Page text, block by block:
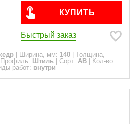
КУПИТЬ
Быстрый заказ
Ширина, мм: 140
Толщина,
Профиль: Штиль Сорт: АВ
Кол-во
работ: внутри